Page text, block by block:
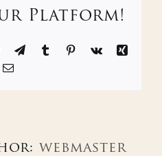
Platform!
WhatsApp
Telegram
TumblrPinterest
Vk
Xing
Email
webmaster